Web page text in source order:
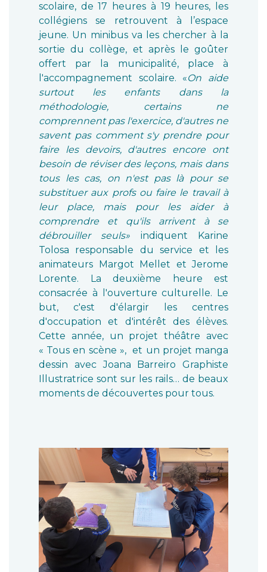
scolaire, de 17 heures à 19 heures, les
collégiens se retrouvent à l’espace
jeune. Un minibus va les chercher à la
sortie du collège, et après le goûter
offert par la municipalité, place à
l'accompagnement scolaire. «On aide
surtout les enfants dans la
méthodologie, certains ne
comprennent pas l'exercice, d'autres ne
savent pas comment s'y prendre pour
faire les devoirs, d'autres encore ont
besoin de réviser des leçons, mais dans
tous les cas, on n'est pas là pour se
substituer aux profs ou faire le travail à
leur place, mais pour les aider à
comprendre et qu'ils arrivent à se
débrouiller seuls» indiquent Karine
Tolosa responsable du service et les
animateurs Margot Mellet et Jerome
Lorente. La deuxième heure est
consacrée à l'ouverture culturelle. Le
but, c'est d'élargir les centres
d'occupation et d'intérêt des élèves.
Cette année, un projet théâtre avec
« Tous en scène », et un projet manga
dessin avec Joana Barreiro Graphiste
Illustratrice sont sur les rails… de beaux
moments de découvertes pour tous.